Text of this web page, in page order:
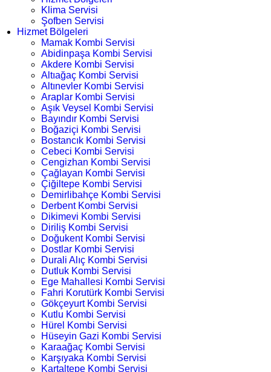
Klima Servisi
Şofben Servisi
Hizmet Bölgeleri
Mamak Kombi Servisi
Abidinpaşa Kombi Servisi
Akdere Kombi Servisi
Altıağaç Kombi Servisi
Altınevler Kombi Servisi
Araplar Kombi Servisi
Aşık Veysel Kombi Servisi
Bayındır Kombi Servisi
Boğaziçi Kombi Servisi
Bostancık Kombi Servisi
Cebeci Kombi Servisi
Cengizhan Kombi Servisi
Çağlayan Kombi Servisi
Çiğiltepe Kombi Servisi
Demirlibahçe Kombi Servisi
Derbent Kombi Servisi
Dikimevi Kombi Servisi
Diriliş Kombi Servisi
Doğukent Kombi Servisi
Dostlar Kombi Servisi
Durali Alıç Kombi Servisi
Dutluk Kombi Servisi
Ege Mahallesi Kombi Servisi
Fahri Korutürk Kombi Servisi
Gökçeyurt Kombi Servisi
Kutlu Kombi Servisi
Hürel Kombi Servisi
Hüseyin Gazi Kombi Servisi
Karaağaç Kombi Servisi
Karşıyaka Kombi Servisi
Kartaltepe Kombi Servisi